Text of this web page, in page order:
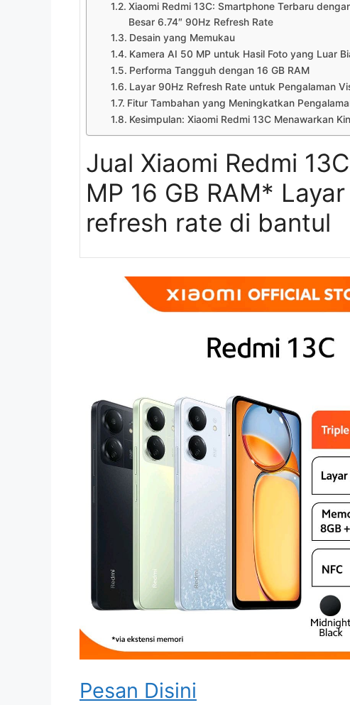
Xiaomi Redmi 13C: Smartphone Terbaru
Besar 6.74″ 90Hz Refresh Rate
Desain yang Memukau
Kamera AI 50 MP untuk Hasil Foto yang Luar
Performa Tangguh dengan 16 GB RAM
Layar 90Hz Refresh Rate untuk Pengalaman
Fitur Tambahan yang Meningkatkan
Kesimpulan: Xiaomi Redmi 13C Menawarkan
Jual Xiaomi Redmi
MP 16 GB RAM*
refresh rate di bantul
Pesan Disini